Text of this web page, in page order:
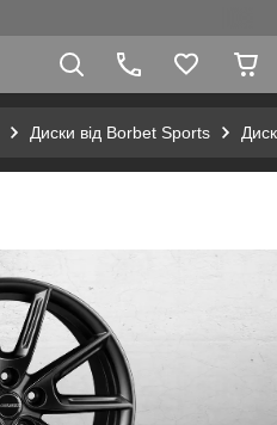
Диски від Borbet Sports